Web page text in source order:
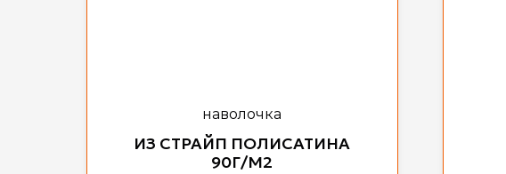
наволочка
ИЗ СТРАЙП ПОЛИСАТИНА
90Г/М2